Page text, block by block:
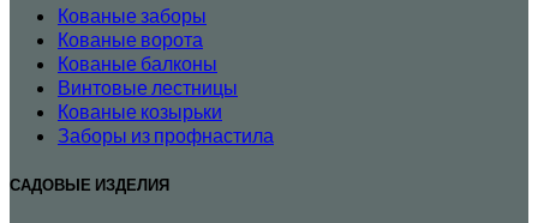
Кованые заборы
Кованые ворота
Кованые балконы
Винтовые лестницы
Кованые козырьки
Заборы из профнастила
САДОВЫЕ ИЗДЕЛИЯ